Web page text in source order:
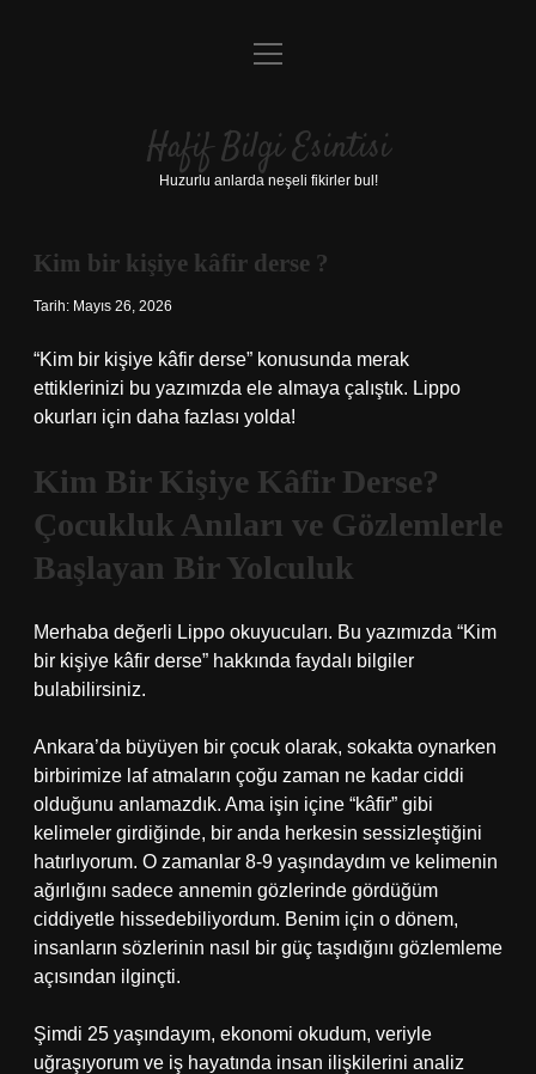
Anasayfa
Yasal Uyarı
menüyü
Hafif Bilgi Esintisi
Huzurlu anlarda neşeli fikirler bul!
Kim bir kişiye kâfir derse ?
Tarih: Mayıs 26, 2026
“Kim bir kişiye kâfir derse” konusunda merak
ettiklerinizi bu yazımızda ele almaya çalıştık. Lippo
okurları için daha fazlası yolda!
Kim Bir Kişiye Kâfir Derse?
Çocukluk Anıları ve Gözlemlerle
Başlayan Bir Yolculuk
Merhaba değerli Lippo okuyucuları. Bu yazımızda “Kim
bir kişiye kâfir derse” hakkında faydalı bilgiler
bulabilirsiniz.
Ankara’da büyüyen bir çocuk olarak, sokakta oynarken
birbirimize laf atmaların çoğu zaman ne kadar ciddi
olduğunu anlamazdık. Ama işin içine “kâfir” gibi
kelimeler girdiğinde, bir anda herkesin sessizleştiğini
hatırlıyorum. O zamanlar 8-9 yaşındaydım ve kelimenin
ağırlığını sadece annemin gözlerinde gördüğüm
ciddiyetle hissedebiliyordum. Benim için o dönem,
insanların sözlerinin nasıl bir güç taşıdığını gözlemleme
açısından ilginçti.
Şimdi 25 yaşındayım, ekonomi okudum, veriyle
uğraşıyorum ve iş hayatında insan ilişkilerini analiz